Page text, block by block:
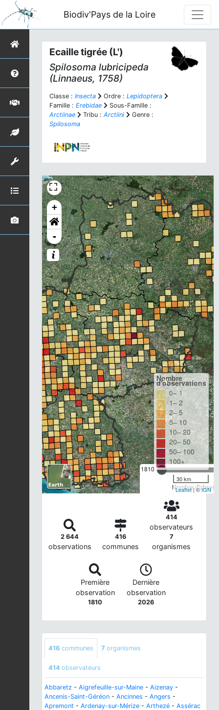
Biodiv'Pays de la Loire
Ecaille tigrée (L')
Spilosoma lubricipeda
(Linnaeus, 1758)
Classe : Insecta Ordre : Lepidoptera
Famille : Erebidae
Sous-Famille :
Arctiinae
Tribu : Arctiini
Genre :
Spilosoma
+
-
1810
Nombre
Nombre
d'observations
0– 1
1– 2
2– 5
5– 10
10– 20
20– 50
50– 100
100+
30 km
Leaflet| ©IGN
2 644
observations
416
communes
414
observateurs
7
organismes
Première
observation
1810
Dernière
observation
2026
416 communes 7 organismes
414 observateurs
Abbaretz - Aigrefeuille-sur-Maine - Aizenay -
Ancenis-Saint-Géréon - Ancinnes - Angers -
Apremont - Ardenay-sur-Mérize - Arthezé - Assérac